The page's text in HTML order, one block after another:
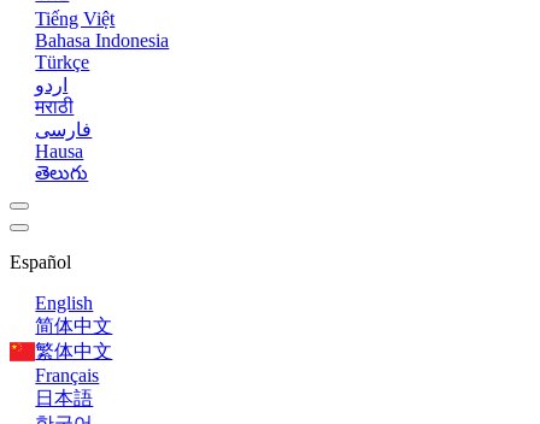
Tiếng Việt
Bahasa Indonesia
Türkçe
اردو
मराठी
فارسی
Hausa
తెలుగు
Español
English
简体中文
繁体中文
Français
日本語